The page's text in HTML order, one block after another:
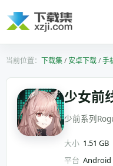
下载集/安卓下载/手
少女前
少前系列
大小 1.51 GB
平台 Android